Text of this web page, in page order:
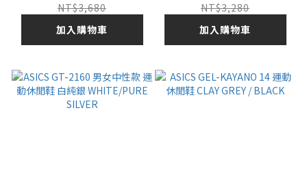
NT$3,680
加入購物車
NT$3,280
加入購物車